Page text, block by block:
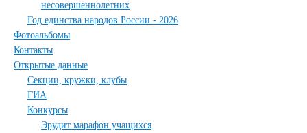
несовершеннолетних
Год единства народов России - 2026
Фотоальбомы
Контакты
Открытые данные
Секции, кружки, клубы
ГИА
Конкурсы
Эрудит марафон учащихся